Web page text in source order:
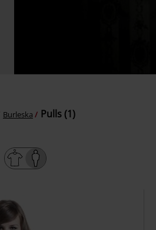
Burleska Pulls (1)